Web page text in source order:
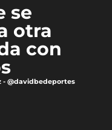
se
otra
con
- @davidbedeportes